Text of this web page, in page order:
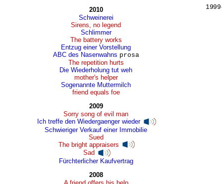
2010
Schweinerei
Sirens, no legend
Schlimmer
The battery works
Entzug einer Vorstellung
ABC des Nasenwahns prosa
The repetition hurts
Die Wiederholung tut weh
mother's helper
Sogenannte Muttermilch
friend equals foe
2009
Sorry song of evil man
Ich treffe den Wiedergaenger wieder
Schwieriger Verkauf einer Immobilie
Sued
The bright appraisers
Sad
Fürchterlicher Kaufvertrag
2008